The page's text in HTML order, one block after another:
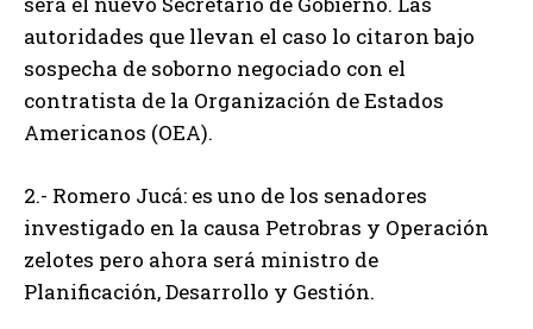
autoridades que llevan el caso lo citaron bajo
sospecha de soborno negociado con el
contratista de la Organización de Estados
Americanos (OEA).
2.- Romero Jucá: es uno de los senadores
investigado en la causa Petrobras y Operación
zelotes pero ahora será ministro de
Planificación, Desarrollo y Gestión.